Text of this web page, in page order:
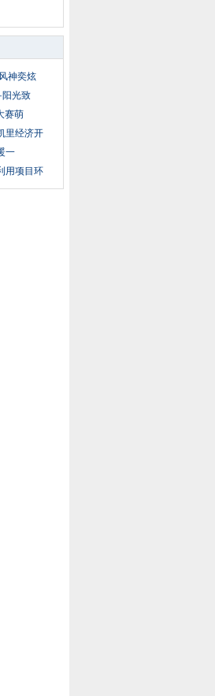
神奕炫
阳光致
赛萌
里经济开
一
用项目环